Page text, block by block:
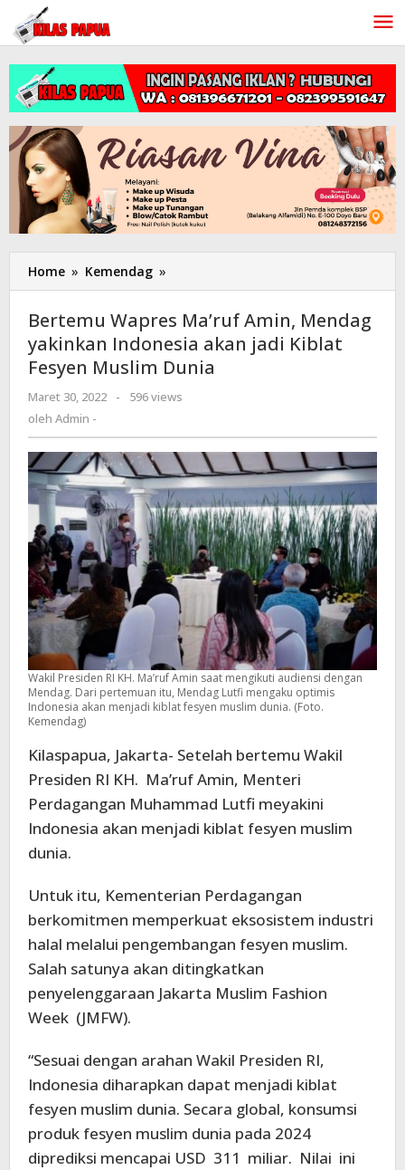
Lewati
konten
Home » Kemendag »
Wapres
Amin,
Mendag
yakinkan
akan
Kiblat
Fesyen
Muslim
Dunia
Bertemu Wapres Ma’ruf Amin, Mendag
yakinkan Indonesia akan jadi Kiblat
Fesyen Muslim Dunia
Maret 30, 2022
oleh
-
596 views
oleh Admin -
Wakil Presiden RI KH. Ma’ruf Amin saat mengikuti audiensi dengan
Mendag. Dari pertemuan itu, Mendag Lutfi mengaku optimis
Indonesia akan menjadi kiblat fesyen muslim dunia. (Foto.
Kemendag)
Kilaspapua, Jakarta- Setelah bertemu Wakil
Presiden RI KH. Ma’ruf Amin, Menteri
Perdagangan Muhammad Lutfi meyakini
Indonesia akan menjadi kiblat fesyen muslim
dunia.
Untuk itu, Kementerian Perdagangan
berkomitmen memperkuat eksosistem industri
halal melalui pengembangan fesyen muslim.
Salah satunya akan ditingkatkan
penyelenggaraan Jakarta Muslim Fashion
Week (JMFW).
“Sesuai dengan arahan Wakil Presiden RI,
Indonesia diharapkan dapat menjadi kiblat
fesyen muslim dunia. Secara global, konsumsi
produk fesyen muslim dunia pada 2024
diprediksi mencapai USD 311 miliar. Nilai ini